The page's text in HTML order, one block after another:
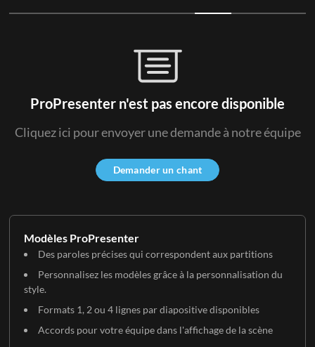
Modèles ProPresenter
Des paroles précises qui correspondent aux partitions
Personnalisez les modèles grâce à la personnalisation du
style.
Formats 1, 2 ou 4 lignes par diapositive disponibles
Accords pour votre équipe dans l'affichage de la scène
ProPresenter n'est pas encore disponible
Cliquez ici pour envoyer une demande à notre équipe
Demander un chant